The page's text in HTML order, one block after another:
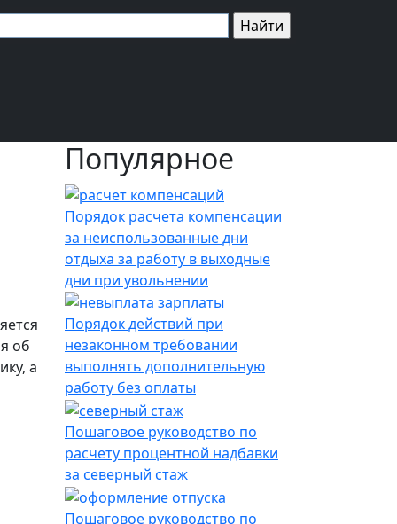
об
а
истечения срока уведомления об изменении
Популярное
Порядок расчета компенсации
за неиспользованные дни
отдыха за работу в выходные
дни при увольнении
Порядок действий при
незаконном требовании
выполнять дополнительную
работу без оплаты
Пошаговое руководство по
расчету процентной надбавки
за северный стаж
Пошаговое руководство по